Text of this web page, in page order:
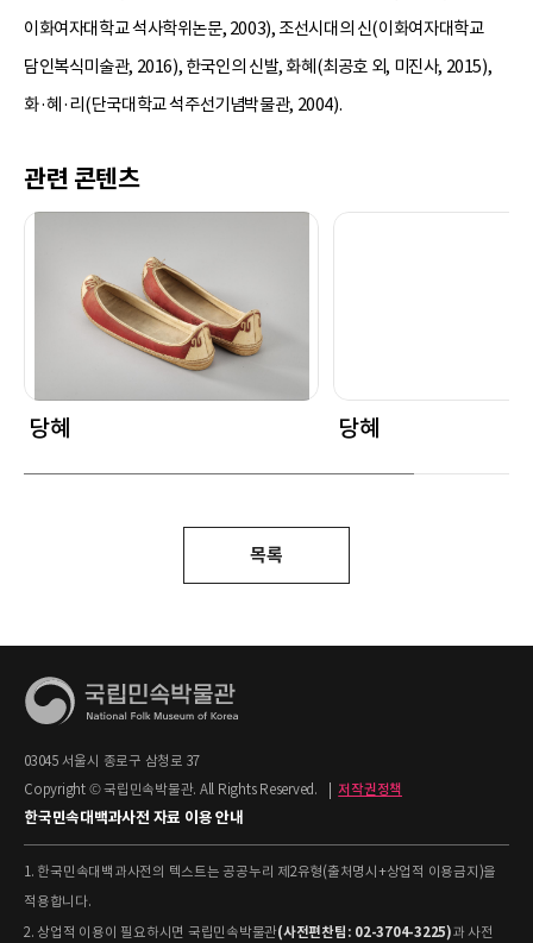
이화여자대학교 석사학위논문, 2003), 조선시대의 신(이화여자대학교
담인복식미술관, 2016), 한국인의 신발, 화혜(최공호 외, 미진사, 2015),
화·혜·리(단국대학교 석주선기념박물관, 2004).
관련 콘텐츠
당혜 당혜
목록
03045 서울시 종로구 삼청로 37
Copyright © 국립민속박물관. All Rights Reserved.
저작권정책
한국민속대백과사전 자료 이용 안내
1. 한국민속대백과사전의 텍스트는 공공누리 제2유형(출처명시+상업적 이용금지)을
적용합니다.
2. 상업적 이용이 필요하시면 국립민속박물관(사전편찬팀: 02-3704-3225)과 사전